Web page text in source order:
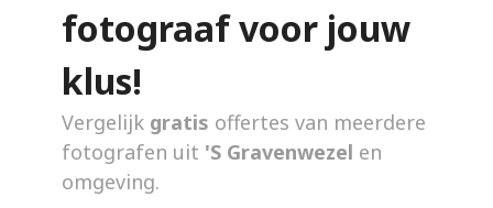
fotograaf voor jouw
klus!
Vergelijk gratis offertes van meerdere
fotografen uit 'S Gravenwezel en
omgeving.